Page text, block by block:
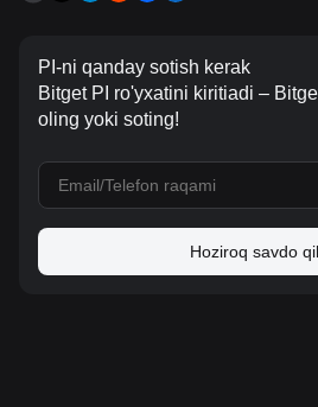
PI-ni qanday sotish kerak
Bitget PI ro'yxatini kiritiadi –
oling yoki soting!
Hoziroq savdo